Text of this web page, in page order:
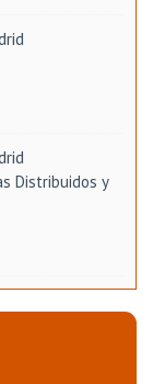
Distribuidos y